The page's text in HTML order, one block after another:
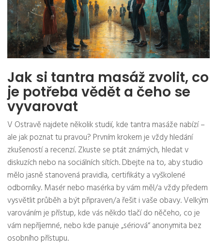
Jak si tantra masáž zvolit, co
je potřeba vědět a čeho se
vyvarovat
V Ostravě najdete několik studií, kde tantra masáže nabízí –
ale jak poznat tu pravou? Prvním krokem je vždy hledání
zkušeností a recenzí. Zkuste se ptát známých, hledat v
diskuzích nebo na sociálních sítích. Dbejte na to, aby studio
mělo jasně stanovená pravidla, certifikáty a vyškolené
odborníky. Masér nebo masérka by vám měl/a vždy předem
vysvětlit průběh a být připraven/a řešit i vaše obavy. Velkým
varováním je přístup, kde vás někdo tlačí do něčeho, co je
vám nepříjemné, nebo kde panuje „sériová“ anonymita bez
osobního přístupu.